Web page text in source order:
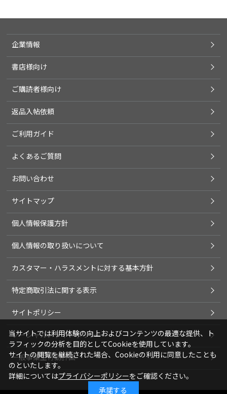
企業情報
書店様向け
ご購読者様向け
返品入帖依頼
ご利用ガイド
よくあるご質問
お問い合わせ
サイトマップ
個人情報保護方針
個人情報の取り扱いについて
カスタマー・ハラスメントに対する基本方針
特定商取引法に関する表示
サイトポリシー
ソーシャルメディアポリシー
一般事業主行動計画
当サイトでは利用体験の向上およびコンテンツの最適な提供、ト
ラフィックの分析を目的としてCookieを使用しています。
サイトの閲覧を継続された場合、Cookieの利用に同意したことも
のといたします。
詳細についてはプライバシーポリシーをご確認ください。
承諾する